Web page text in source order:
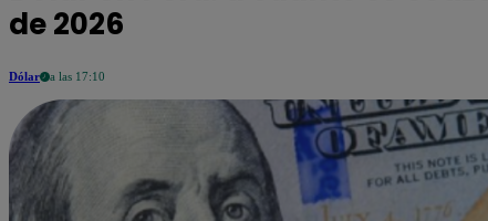
de 2026
Dólar a las 17:10